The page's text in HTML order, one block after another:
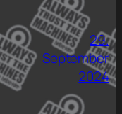
29.
September
2024